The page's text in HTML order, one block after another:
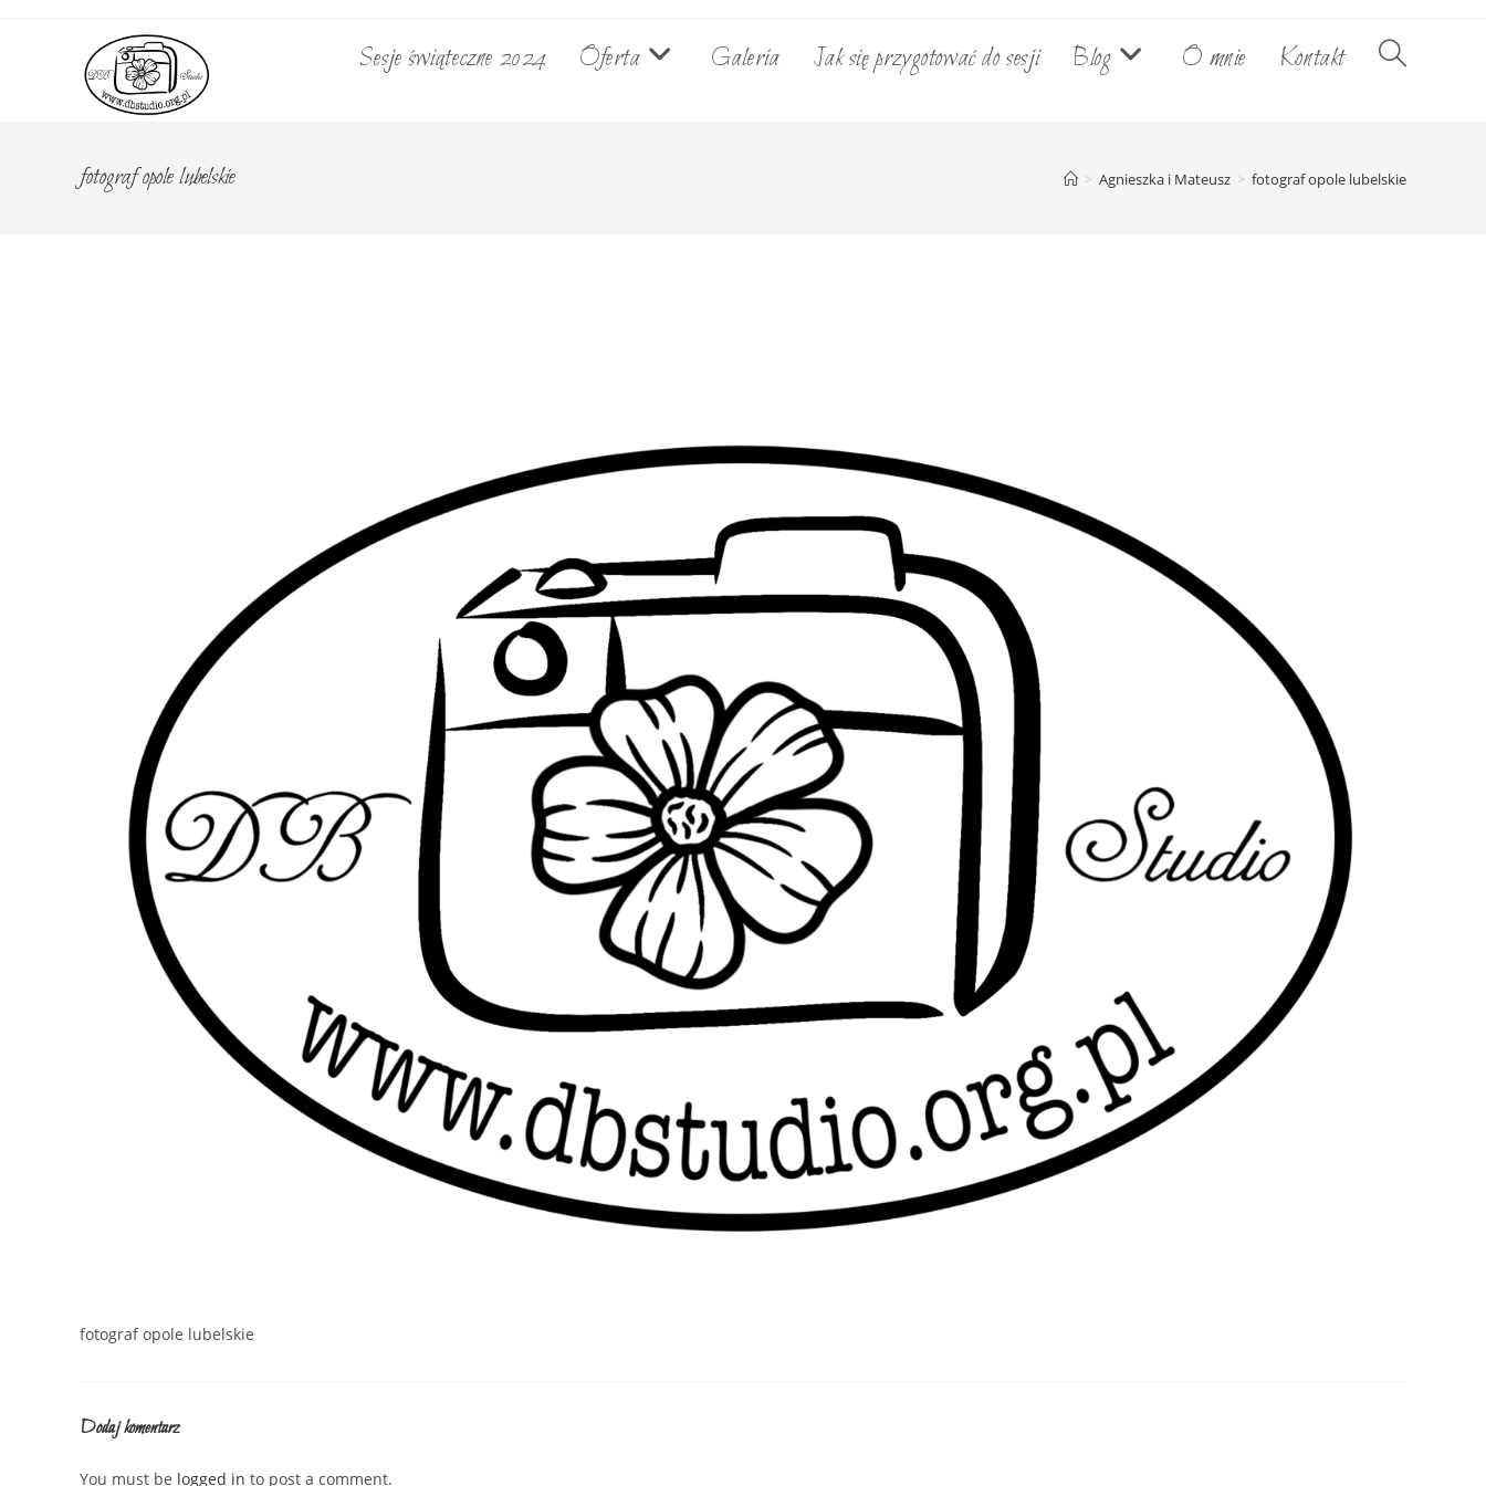
Sesje świąteczne 2024 Oferta Galeria Jak się przygotować do sesji Blog O mnie Kontakt Toggle
fotograf opole lubelskie > Agnieszka i Mateusz > fotograf opole lubelskie
fotograf opole lubelskie
Dodaj komentarz
You must be logged in to post a comment.